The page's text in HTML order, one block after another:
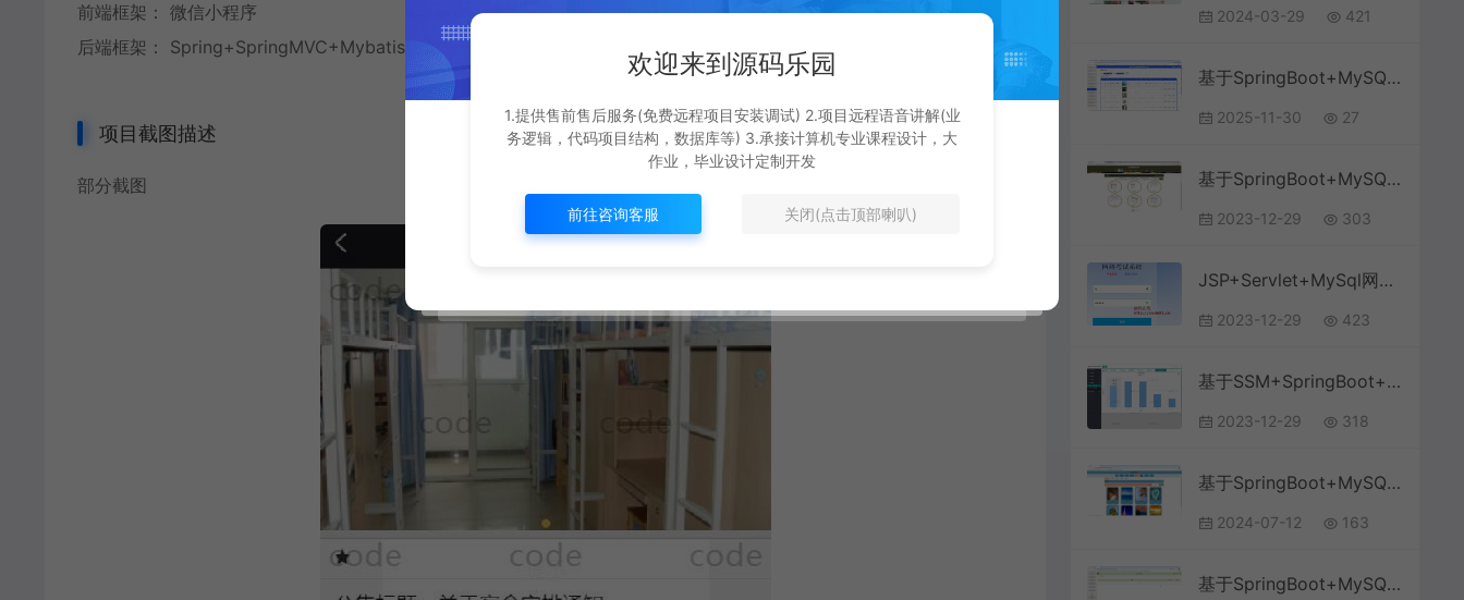
前端框架： 微信小程序
后端框架： Spring+SpringMVC+Mybatis
项目截图描述
部分截图
2024-03-29 421
基于SpringBoot+MySQL+SSM+Vue.js的兽医站管理系统(附论文)
2025-11-30 27
基于SpringBoot+MySQL+Vue的公交线路查询系统(附论文)
2023-12-29 303
JSP+Servlet+MySql网络考试系统的设计与实现(附论文)
2023-12-29 423
基于SSM+SpringBoot+MySQL+bootstrap的博客论坛系统(附文档)
2023-12-29 318
基于SpringBoot+MySQL+Vue.js的农事管理系统(附论文)
2024-07-12 163
基于SpringBoot+MySQL+Vue.js的电商个性化推荐系统(附论文)
欢迎来到源码乐园
1.提供售前售后服务(免费远程项目安装调试) 2.项目远程语音讲解(业
务逻辑，代码项目结构，数据库等) 3.承接计算机专业课程设计，大
作业，毕业设计定制开发
前往咨询客服 关闭(点击顶部喇叭)